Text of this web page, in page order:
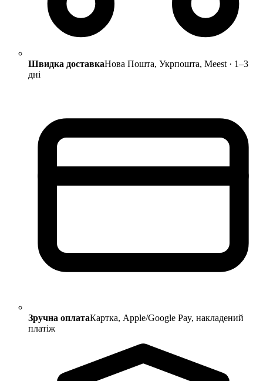
Швидка доставкаНова Пошта, Укрпошта, Meest · 1–3
дні
Зручна оплатаКартка, Apple/Google Pay, накладений
платіж